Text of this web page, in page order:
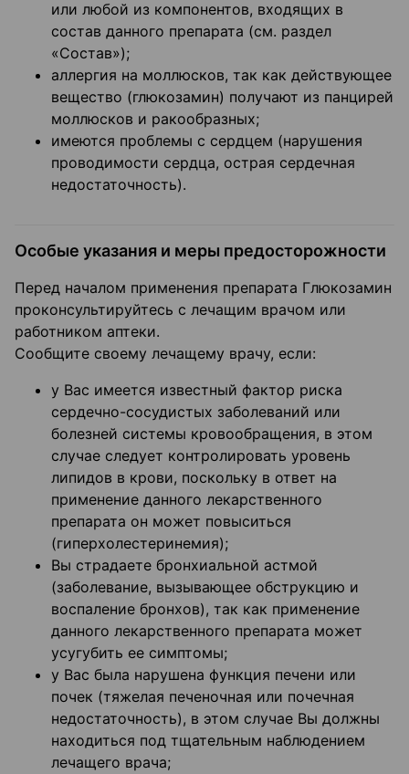
или любой из компонентов, входящих в
состав данного препарата (см. раздел
«Состав»);
аллергия на моллюсков, так как действующее
вещество (глюкозамин) получают из панцирей
моллюсков и ракообразных;
имеются проблемы с сердцем (нарушения
проводимости сердца, острая сердечная
недостаточность).
Особые указания и меры предосторожности
Перед началом применения препарата Глюкозамин
проконсультируйтесь с лечащим врачом или
работником аптеки.
Сообщите своему лечащему врачу, если:
у Вас имеется известный фактор риска
сердечно-сосудистых заболеваний или
болезней системы кровообращения, в этом
случае следует контролировать уровень
липидов в крови, поскольку в ответ на
применение данного лекарственного
препарата он может повыситься
(гиперхолестеринемия);
Вы страдаете бронхиальной астмой
(заболевание, вызывающее обструкцию и
воспаление бронхов), так как применение
данного лекарственного препарата может
усугубить ее симптомы;
у Вас была нарушена функция печени или
почек (тяжелая печеночная или почечная
недостаточность), в этом случае Вы должны
находиться под тщательным наблюдением
лечащего врача;